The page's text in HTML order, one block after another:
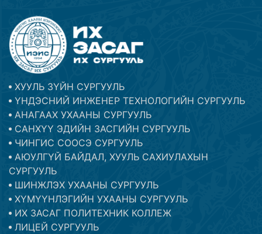
ХУУЛЬ ЗҮЙН СУРГУУЛЬ
ҮНДЭСНИЙ ИНЖЕНЕР ТЕХНОЛОГИЙН СУРГУУЛЬ
АНАГААХ УХААНЫ СУРГУУЛЬ
САНХҮҮ ЭДИЙН ЗАСГИЙН СУРГУУЛЬ
ЧИНГИС СООСЭ СУРГУУЛЬ
АЮУЛГҮЙ БАЙДАЛ, ХУУЛЬ САХИУЛАХЫН
СУРГУУЛЬ
ШИНЖЛЭХ УХААНЫ СУРГУУЛЬ
ХҮМҮҮНЛЭГИЙН УХААНЫ СУРГУУЛЬ
ИХ ЗАСАГ ПОЛИТЕХНИК КОЛЛЕЖ
ЛИЦЕЙ СУРГУУЛЬ